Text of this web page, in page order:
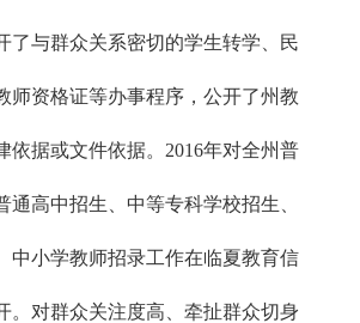
了与群众关系密切的学生转学、民
师资格证等办事程序，公开了州教
依据或文件依据。2016年对全州普
通高中招生、中等专科学校招生、
中小学教师招录工作在临夏教育信
。对群众关注度高、牵扯群众切身